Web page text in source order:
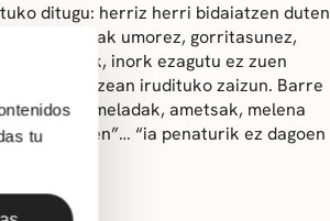
tu
ditugu: herriz herri bidaiatzen duten
istorioak umorez, gorritasunez,
inork ezagutu ez zuen
izkina jiratzean irudituko zaizun. Barre
marmeladak, ametsak, melena
“kontatzen”… “ia penaturik ez dagoen